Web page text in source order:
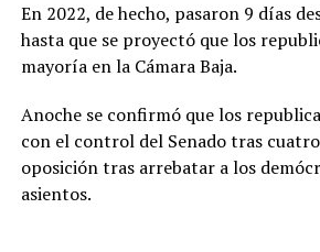
En 2022, de hecho, pasaron 9 días
hasta que se proyectó que los
mayoría en la Cámara Baja.
Anoche se confirmó que los
con el control del Senado tras
oposición tras arrebatar a los
asientos.